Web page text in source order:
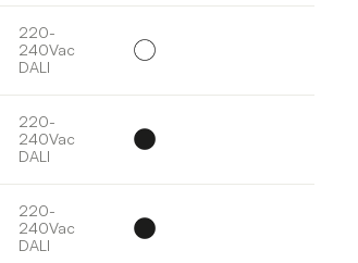
220-
240Vac
DALI
220-
240Vac
DALI
220-
240Vac
DALI